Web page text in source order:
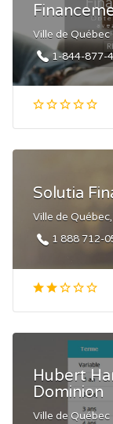
Ville de Québec
1-844-877-
Solutia
Ville de
1 888 712-
Hubert
Dominion
Ville de Québec